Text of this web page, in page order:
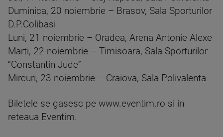
Duminica, 20 noiembrie – Brasov, Sala Sporturilor
D.P.Colibasi
Luni, 21 noiembrie – Oradea, Arena Antonie Alexe
Marti, 22 noiembrie – Timisoara, Sala Sporturilor
“Constantin Jude”
Mircuri, 23 noiembrie – Craiova, Sala Polivalenta
Biletele se gasesc pe www.eventim.ro si in
reteaua Eventim.